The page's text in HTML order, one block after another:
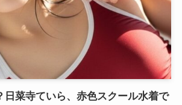
日菜寺ていら、赤色スクール水着で